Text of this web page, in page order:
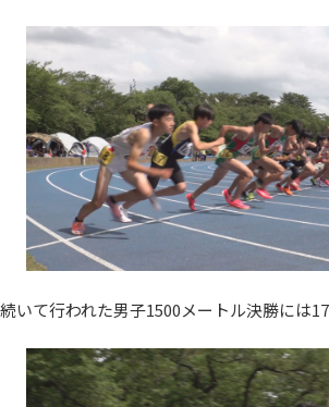
続いて行われた男子1500メートル決勝には